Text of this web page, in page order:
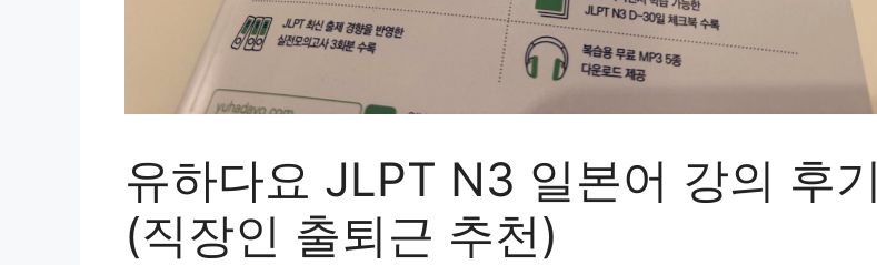
유하다요 JLPT N3 일본어 강의 후기
(직장인 출퇴근 추천)